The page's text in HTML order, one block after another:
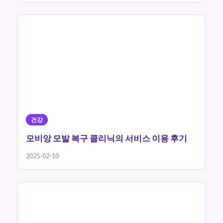
건강
모비앙 모발 복구 클리닉의 서비스 이용 후기
2025-02-10